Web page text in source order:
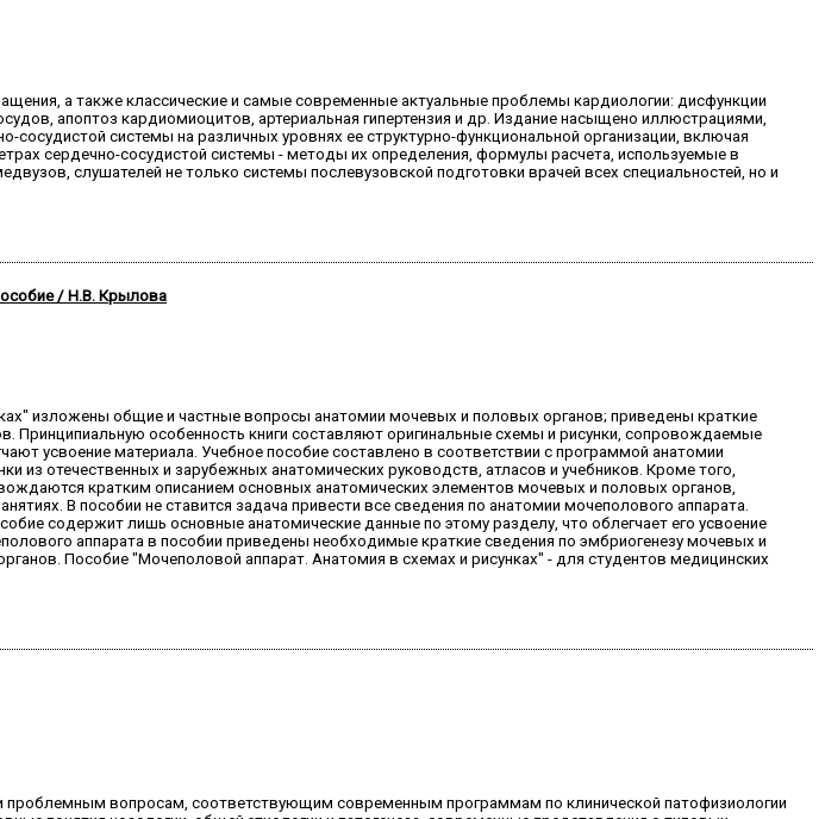
а также классические и самые современные актуальные проблемы кардиологии: дисфункции
апоптоз кардиомиоцитов, артериальная гипертензия и др. Издание насыщено иллюстрациями,
системы на различных уровнях ее структурно-функциональной организации, включая
сердечно-сосудистой системы - методы их определения, формулы расчета, используемые в
слушателей не только системы послевузовской подготовки врачей всех специальностей, но и
/ Н.В. Крылова
изложены общие и частные вопросы анатомии мочевых и половых органов; приведены краткие
Принципиальную особенность книги составляют оригинальные схемы и рисунки, сопровождаемые
усвоение материала. Учебное пособие составлено в соответствии с программой анатомии
из отечественных и зарубежных анатомических руководств, атласов и учебников. Кроме того,
кратким описанием основных анатомических элементов мочевых и половых органов,
В пособии не ставится задача привести все сведения по анатомии мочеполового аппарата.
содержит лишь основные анатомические данные по этому разделу, что облегчает его усвоение
аппарата в пособии приведены необходимые краткие сведения по эмбриогенезу мочевых и
Пособие "Мочеполовой аппарат. Анатомия в схемах и рисунках" - для студентов медицинских
проблемным вопросам, соответствующим современным программам по клинической патофизиологии